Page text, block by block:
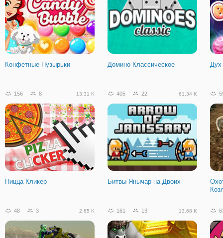
Конфетные Пузырьки Домино Классическое Дух
156 8 13.31 K
Пицца Кликер
405 22 61.34 K
Битвы Янычар на Двоих
48 3 2.65 K 161 13 13.68 K